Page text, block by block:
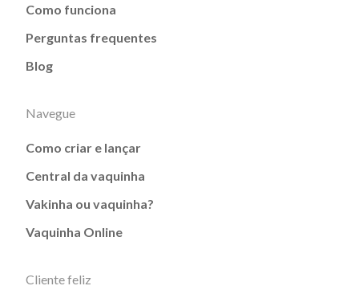
Como funciona
Perguntas frequentes
Blog
Navegue
Como criar e lançar
Central da vaquinha
Vakinha ou vaquinha?
Vaquinha Online
Cliente feliz